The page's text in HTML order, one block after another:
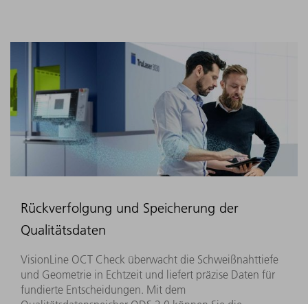
Rückverfolgung und Speicherung der
Qualitätsdaten
VisionLine OCT Check überwacht die Schweißnahttiefe
und Geometrie in Echtzeit und liefert präzise Daten für
fundierte Entscheidungen. Mit dem